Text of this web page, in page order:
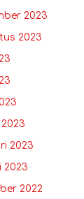
2023
2023
2023
2023
2022